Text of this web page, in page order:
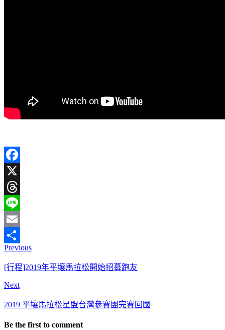
Facebook
X
Threads
Line
Email
分
享
Previous
[行程]2019年平壤馬拉松開始招募跑友
Next
2019 平壤馬拉松星盟台灣參賽團完賽回國
Be the first to comment